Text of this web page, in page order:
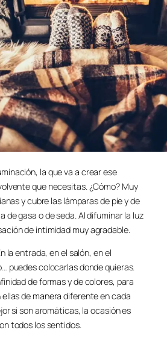
la que va a crear ese
que necesitas. ¿Cómo? Muy
y cubre las lámparas de pie y de
de gasa o de seda. Al difuminar la luz
de intimidad muy agradable.
la entrada, en el salón, en el
puedes colocarlas donde quieras.
de formas y de colores, para
de manera diferente en cada
si son aromáticas, la ocasión es
todos los sentidos.